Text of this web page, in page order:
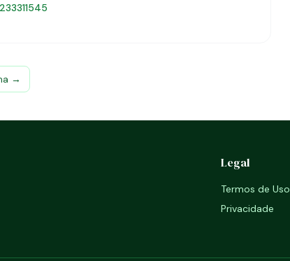
→
Legal
Termos de Uso
Privacidade